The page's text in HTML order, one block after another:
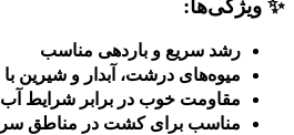
✨ ویژگی‌ها:
رشد سریع و باردهی مناسب
میوه‌های درشت، آبدار و شیرین
مقاومت خوب در برابر شرایط
مناسب برای کشت در مناطق